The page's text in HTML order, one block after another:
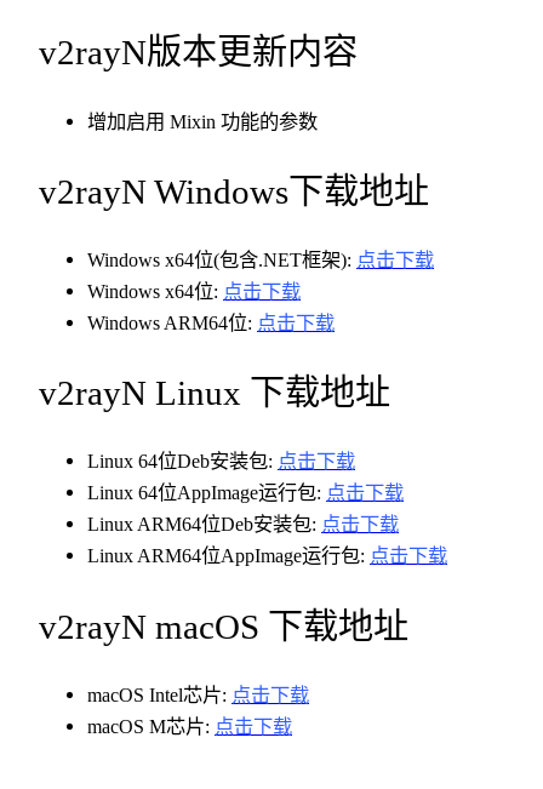
v2rayN版本更新内容
增加启用 Mixin 功能的参数
v2rayN Windows下载地址
Windows x64位(包含.NET框架): 点击下载
Windows x64位: 点击下载
Windows ARM64位: 点击下载
v2rayN Linux 下载地址
Linux 64位Deb安装包: 点击下载
Linux 64位AppImage运行包: 点击下载
Linux ARM64位Deb安装包: 点击下载
Linux ARM64位AppImage运行包: 点击下载
v2rayN macOS 下载地址
macOS Intel芯片: 点击下载
macOS M芯片: 点击下载